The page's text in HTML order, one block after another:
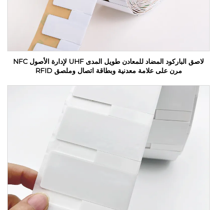
لاصق الباركود المضاد للمعادن طويل المدى UHF لإدارة الأصول NFC
مرن على علامة معدنية وبطاقة اتصال وملصق RFID